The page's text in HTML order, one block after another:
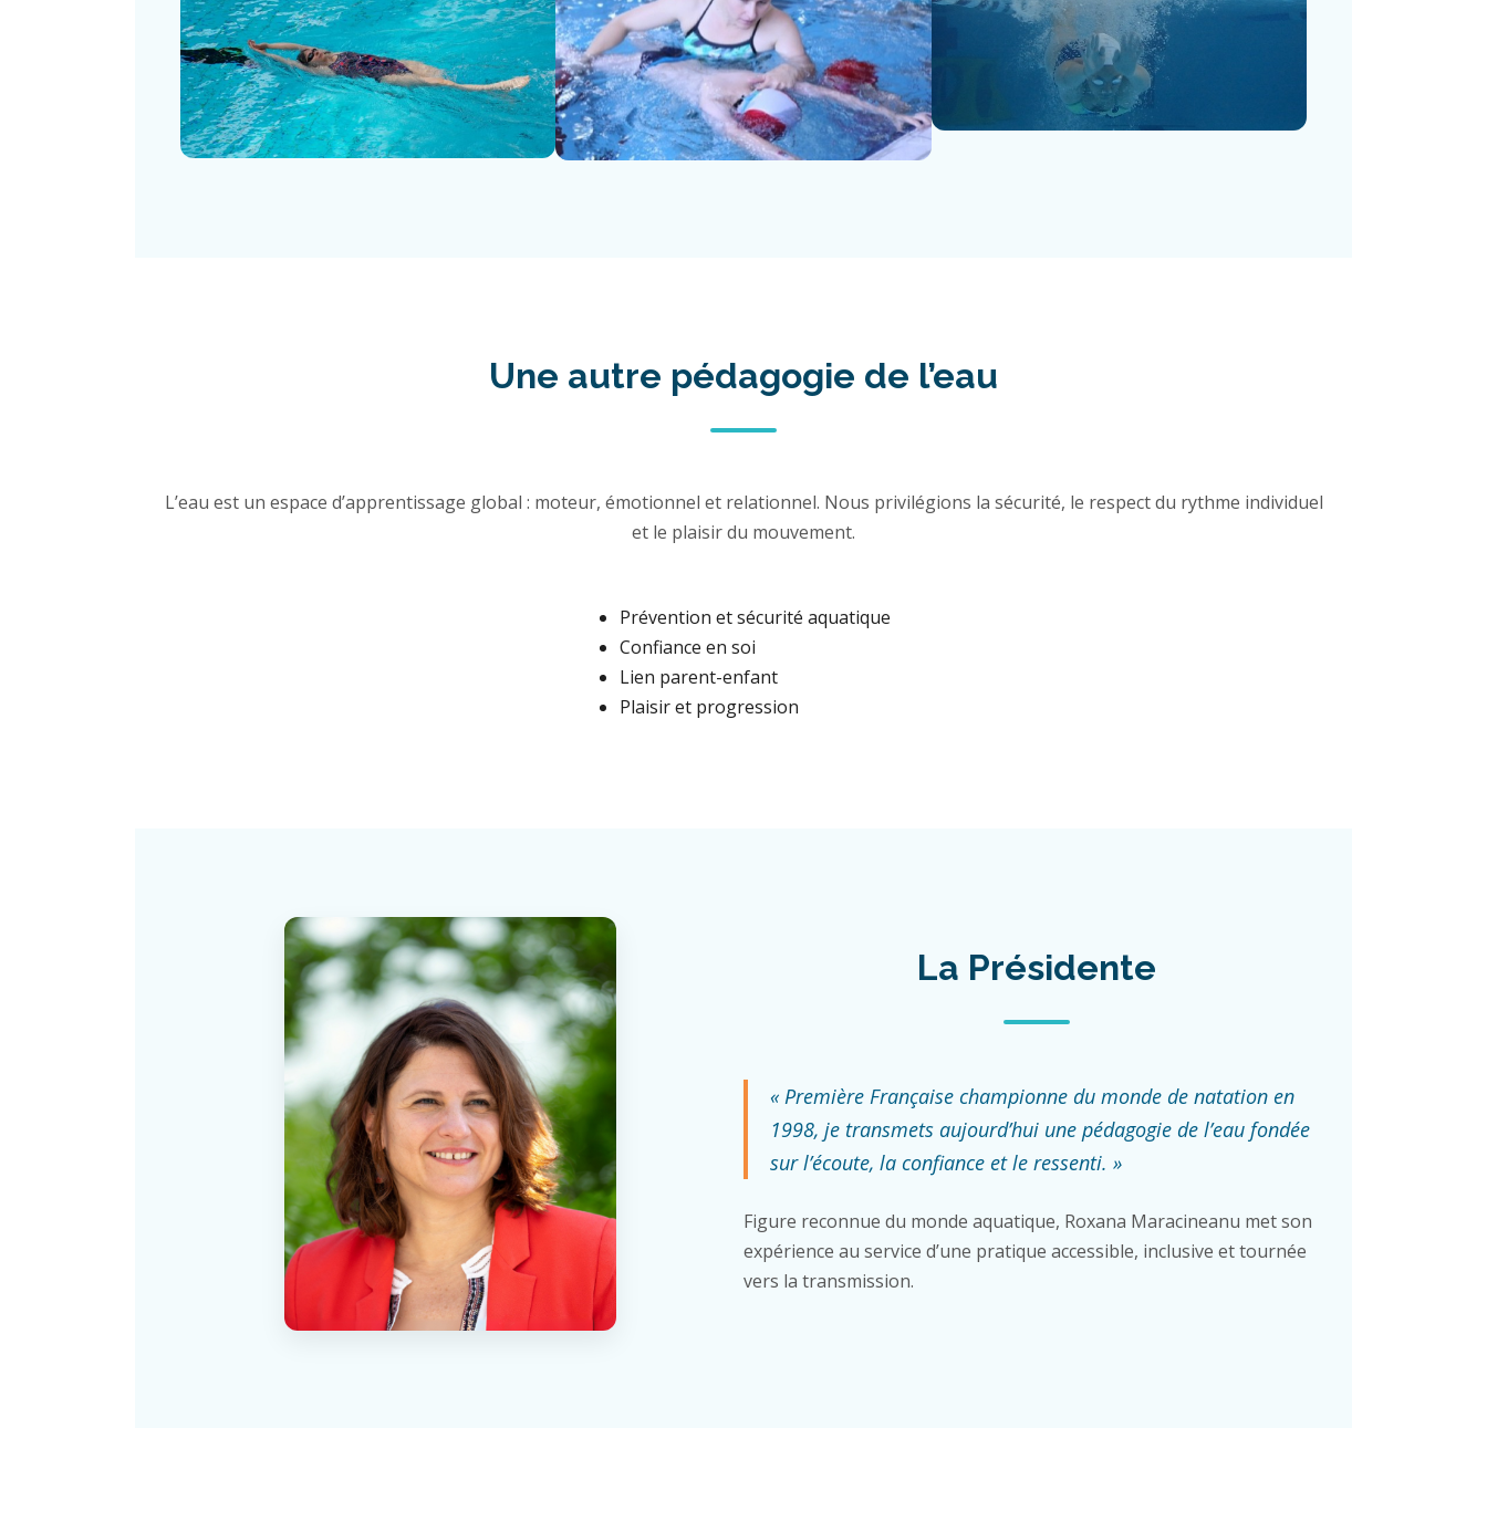
Une autre pédagogie de l’eau
L’eau est un espace d’apprentissage global : moteur, émotionnel et relationnel. Nous privilégions la sécurité, le respect du rythme individuel
et le plaisir du mouvement.
Prévention et sécurité aquatique
Confiance en soi
Lien parent-enfant
Plaisir et progression
La Présidente
« Première Française championne du monde de natation en
1998, je transmets aujourd’hui une pédagogie de l’eau fondée
sur l’écoute, la confiance et le ressenti. »
Figure reconnue du monde aquatique, Roxana Maracineanu met son
expérience au service d’une pratique accessible, inclusive et tournée
vers la transmission.